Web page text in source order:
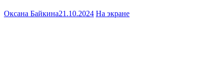
Оксана Байкина21.10.2024 На экране